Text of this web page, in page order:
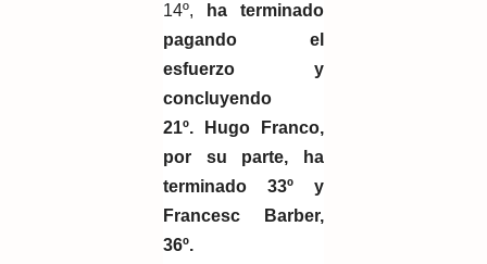
14º, ha terminado
pagando el
esfuerzo y
concluyendo
21º.
Hugo Franco,
por su parte, ha
terminado 33º y
Francesc Barber,
36º.